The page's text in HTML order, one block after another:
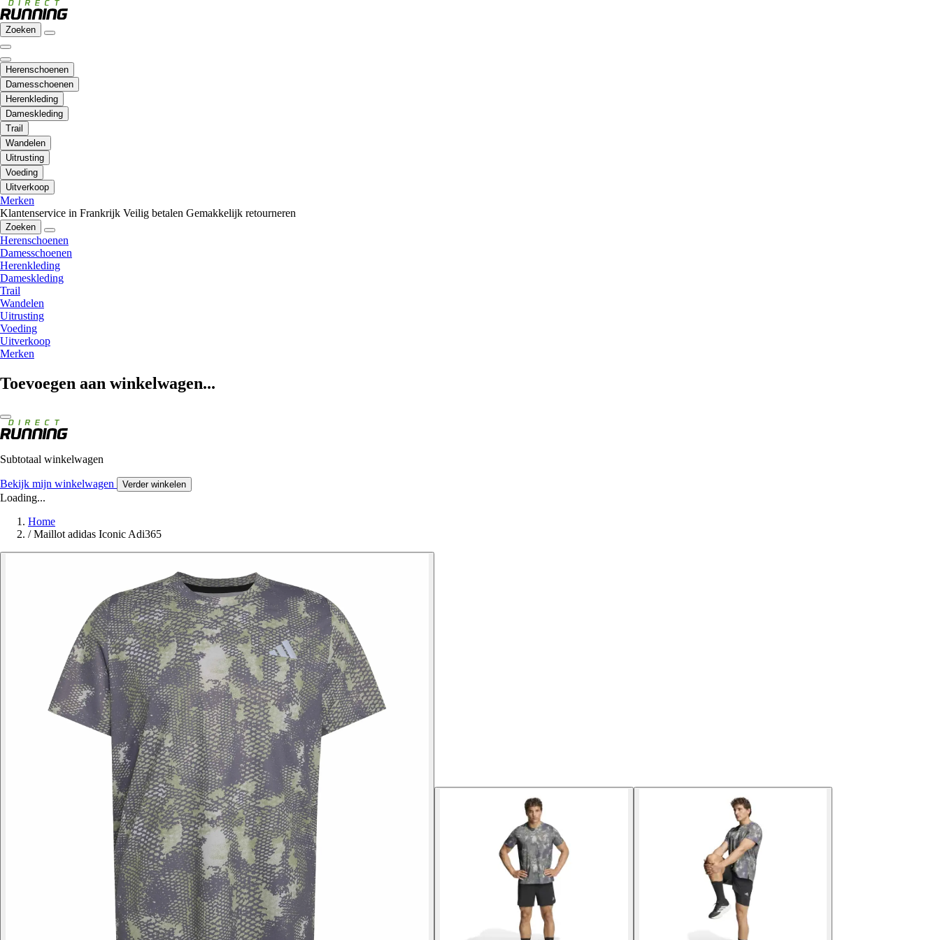
Zoeken
Herenschoenen
Damesschoenen
Herenkleding
Dameskleding
Trail
Wandelen
Uitrusting
Voeding
Uitverkoop
Merken
Klantenservice in Frankrijk Veilig betalen Gemakkelijk retourneren
Zoeken
Herenschoenen
Damesschoenen
Herenkleding
Dameskleding
Trail
Wandelen
Uitrusting
Voeding
Uitverkoop
Merken
Toevoegen aan winkelwagen...
Subtotaal winkelwagen
Bekijk mijn winkelwagen Verder winkelen
Loading...
Home
/ Maillot adidas Iconic Adi365